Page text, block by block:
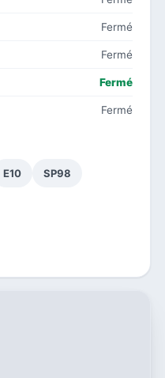
Fermé
Fermé
Fermé
Fermé
E10 SP98